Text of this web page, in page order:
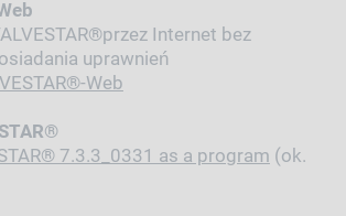
Internet bez
uprawnień
Web
7.3.3_0331 as a program (ok.